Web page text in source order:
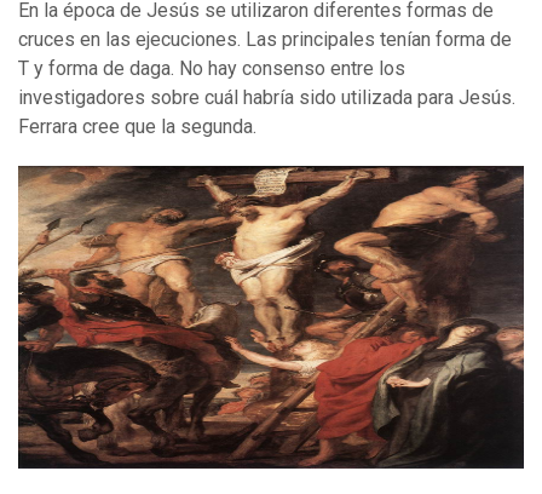
En la época de Jesús se utilizaron diferentes formas de
cruces en las ejecuciones. Las principales tenían forma de
T y forma de daga. No hay consenso entre los
investigadores sobre cuál habría sido utilizada para Jesús.
Ferrara cree que la segunda.